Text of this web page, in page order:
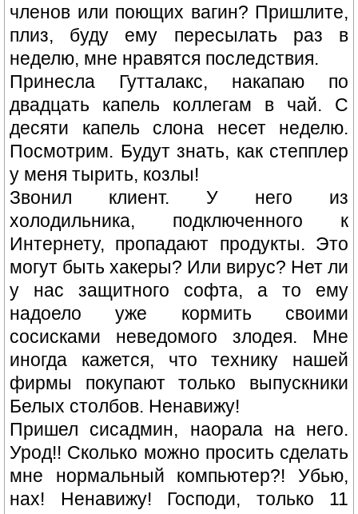
членов или поющих вагин? Пришлите,
плиз, буду ему пересылать раз в
неделю, мне нравятся последствия.
Принесла Гутталакс, накапаю по
двадцать капель коллегам в чай. С
десяти капель слона несет неделю.
Посмотрим. Будут знать, как степплер
у меня тырить, козлы!
Звонил клиент. У него из
холодильника, подключенного к
Интернету, пропадают продукты. Это
могут быть хакеры? Или вирус? Нет ли
у нас защитного софта, а то ему
надоело уже кормить своими
сосисками неведомого злодея. Мне
иногда кажется, что технику нашей
фирмы покупают только выпускники
Белых столбов. Ненавижу!
Пришел сисадмин, наорала на него.
Урод!! Сколько можно просить сделать
мне нормальный компьютер?! Убью,
нах! Ненавижу! Господи, только 11